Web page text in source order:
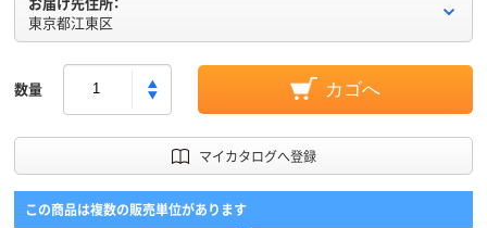
東京都江東区
数量 カゴへ
マイカタログへ登録
この商品は複数の販売単位があります